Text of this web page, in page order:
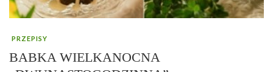
PRZEPISY
BABKA WIELKANOCNA